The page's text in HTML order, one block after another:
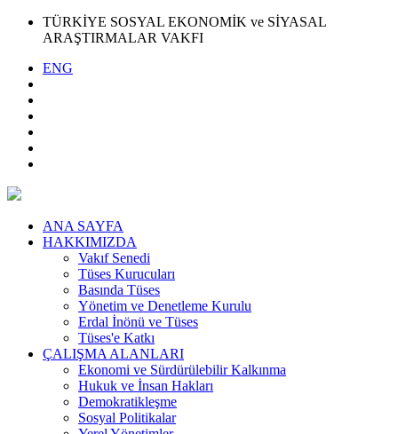
TÜRKİYE SOSYAL EKONOMİK ve SİYASAL
ARAŞTIRMALAR VAKFI
ENG
ANA SAYFA
HAKKIMIZDA
Vakıf Senedi
Tüses Kurucuları
Basında Tüses
Yönetim ve Denetleme Kurulu
Erdal İnönü ve Tüses
Tüses'e Katkı
ÇALIŞMA ALANLARI
Ekonomi ve Sürdürülebilir Kalkınma
Hukuk ve İnsan Hakları
Demokratikleşme
Sosyal Politikalar